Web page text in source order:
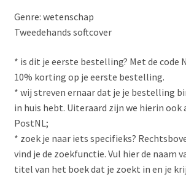
Genre: wetenschap
Tweedehands softcover
* is dit je eerste bestelling? Met de code
10% korting op je eerste bestelling.
* wij streven ernaar dat je je bestelling
in huis hebt. Uiteraard zijn we hierin ook
PostNL;
* zoek je naar iets specifieks?
vind je de zoekfunctie. Vul hier de naam
titel van het boek dat je zoekt in en je